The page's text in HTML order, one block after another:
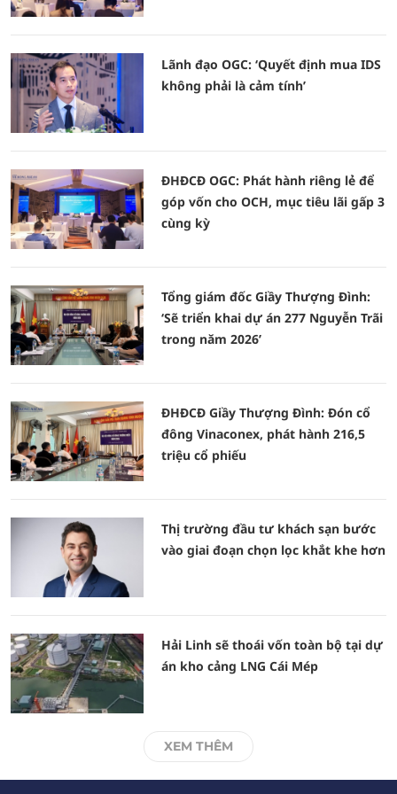
Lãnh đạo OGC: ‘Quyết định mua IDS
không phải là cảm tính’
ĐHĐCĐ OGC: Phát hành riêng lẻ để
góp vốn cho OCH, mục tiêu lãi gấp 3
cùng kỳ
Tổng giám đốc Giầy Thượng Đình:
‘Sẽ triển khai dự án 277 Nguyễn Trãi
trong năm 2026’
ĐHĐCĐ Giầy Thượng Đình: Đón cổ
đông Vinaconex, phát hành 216,5
triệu cổ phiếu
Thị trường đầu tư khách sạn bước
vào giai đoạn chọn lọc khắt khe hơn
Hải Linh sẽ thoái vốn toàn bộ tại dự
án kho cảng LNG Cái Mép
XEM THÊM